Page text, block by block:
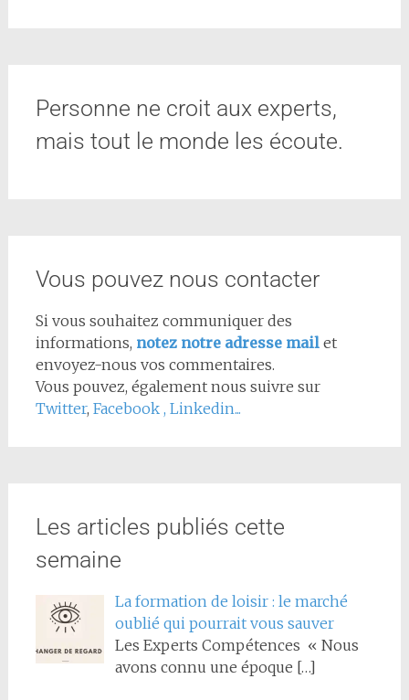
Personne ne croit aux experts,
mais tout le monde les écoute.
Vous pouvez nous contacter
Si vous souhaitez communiquer des
informations, notez notre adresse mail et
envoyez-nous vos commentaires.
Vous pouvez, également nous suivre sur
Twitter, Facebook , Linkedin...
Les articles publiés cette
semaine
La formation de loisir : le marché
oublié qui pourrait vous sauver
Les Experts Compétences « Nous
avons connu une époque […]